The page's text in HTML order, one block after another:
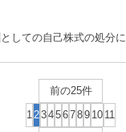
しての自己株式の処分
前の25件
123456789 10 11